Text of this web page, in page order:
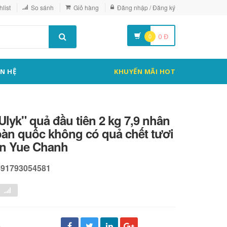
So sánh Giỏ hàng Đăng nhập / Đăng ký
0 0 Đ
HỆ KHUYẾN MÃI HOT
quả đầu tiên 2 kg 7,9 nhân
quốc không có quả chết tươi
Yue Chanh